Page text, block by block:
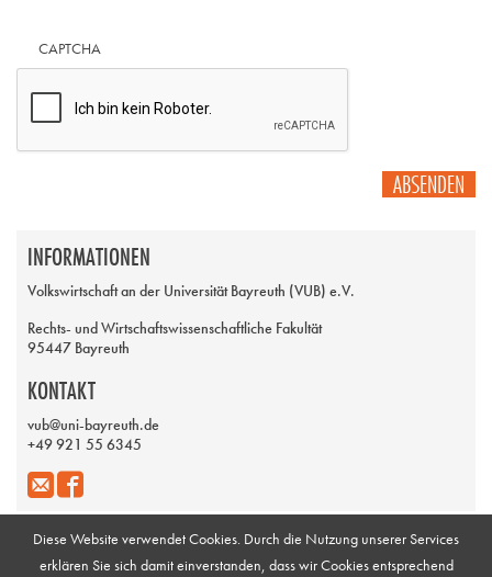
INFORMATIONEN
Volkswirtschaft an der Universität Bayreuth (VUB) e.V.
Rechts- und Wirtschaftswissenschaftliche Fakultät
95447 Bayreuth
KONTAKT
vub@uni-bayreuth.de
+49 921 55 6345
CAPTCHA
ABSENDEN
Impressum Galerie
Diese Website verwendet Cookies. Durch die Nutzung unserer Services
erklären Sie sich damit einverstanden, dass wir Cookies entsprechend